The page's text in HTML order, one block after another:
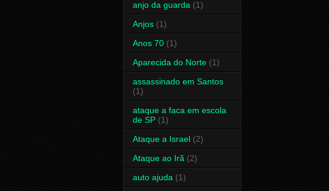
anjo da guarda (1)
Anjos (1)
Anos 70 (1)
Aparecida do Norte (1)
assassinado em Santos
(1)
ataque a faca em escola
de SP (1)
Ataque a Israel (2)
Ataque ao Irã (2)
auto ajuda (1)